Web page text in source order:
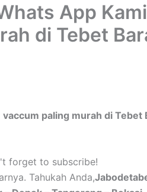
App
di Tebet
paling murah di Tebet
forget to subscribe!
Tahukah Anda,